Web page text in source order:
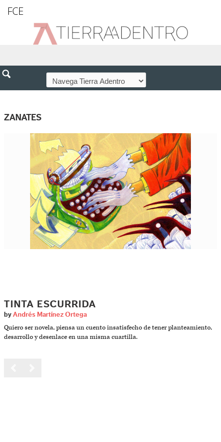
FCE
ZANATES
TINTA ESCURRIDA
by Andrés Martínez Ortega
Quiero ser novela, piensa un cuento insatisfecho de tener planteamiento,
desarrollo y desenlace en una misma cuartilla.